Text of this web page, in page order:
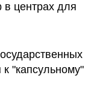
в центрах для
"капсульному"